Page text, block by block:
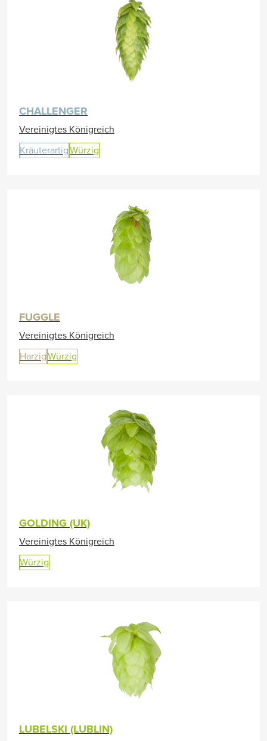
CHALLENGER
Vereinigtes Königreich
KräuterartigWürzig
FUGGLE
Vereinigtes Königreich
HarzigWürzig
GOLDING (UK)
Vereinigtes Königreich
Würzig
LUBELSKI (LUBLIN)